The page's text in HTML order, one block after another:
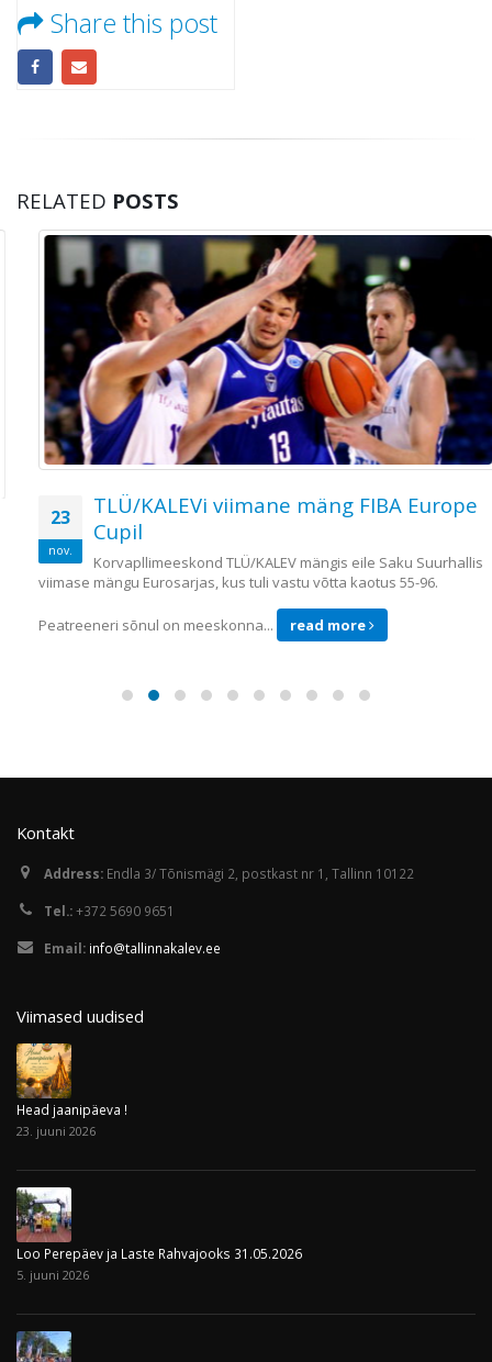
Share this post
RELATED POSTS
nov.
TLÜ/KALEVi viimane mäng FIBA Europe
Cupil
Korvapllimeeskond TLÜ/KALEV mängis eile Saku Suurhallis
viimase mängu Eurosarjas, kus tuli vastu võtta kaotus 55-96.
Peatreeneri sõnul on meeskonna... read more
Head jaanipäeva !
23. juuni 2026
Loo Perepäev ja Laste Rahvajooks 31.05.2026
5. juuni 2026